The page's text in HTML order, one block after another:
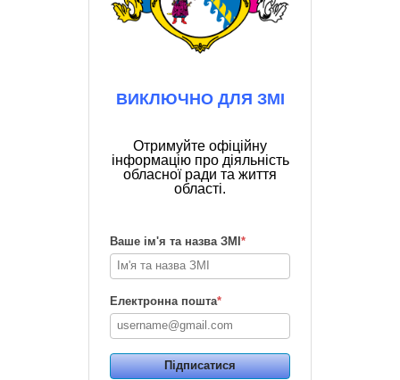
ВИКЛЮЧНО ДЛЯ ЗМІ
Отримуйте офіційну
інформацію про діяльність
обласної ради та життя
області.
Ваше ім'я та назва ЗМІ*
Електронна пошта*
Підписатися